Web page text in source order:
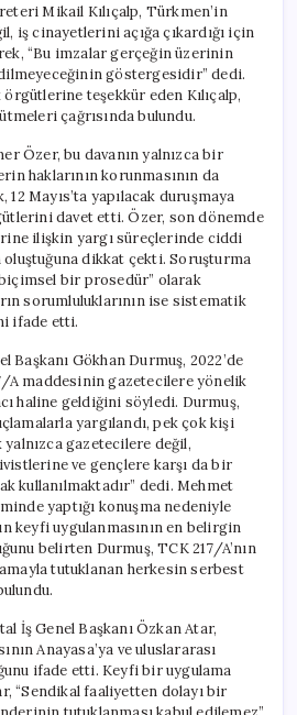
Mikail Kılıçalp, Türkmen’in
iş cinayetlerini açığa çıkardığı için
“Bu imzalar gerçeğin üzerinin
göstergesidir” dedi.
teşekkür eden Kılıçalp,
çağrısında bulundu.
Özer, bu davanın yalnızca bir
haklarının korunmasının da
12 Mayıs’ta yapılacak duruşmaya
davet etti. Özer, son dönemde
ilişkin yargı süreçlerinde ciddi
dikkat çekti. Soruşturma
bir prosedür” olarak
sorumluluklarının ise sistematik
ifade etti.
Başkanı Gökhan Durmuş, 2022’de
A maddesinin gazetecilere yönelik
haline geldiğini söyledi. Durmuş,
yargılandı, pek çok kişi
yalnızca gazetecilere değil,
ve gençlere karşı da bir
kullanılmaktadır” dedi. Mehmet
yaptığı konuşma nedeniyle
keyfi uygulanmasının en belirgin
belirten Durmuş, TCK 217/A’nın
tutuklanan herkesin serbest
İş Genel Başkanı Özkan Atar,
Anayasa’ya ve uluslararası
ifade etti. Keyfi bir uygulama
“Sendikal faaliyetten dolayı bir